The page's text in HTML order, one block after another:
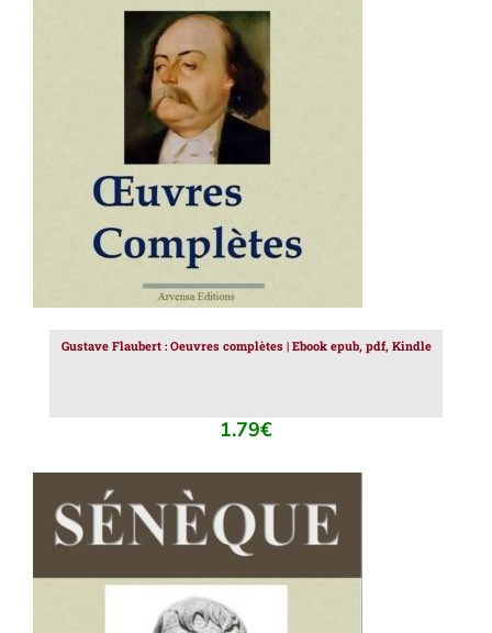
AJOUTER AU PANIER DÉTAILS
Gustave Flaubert : Oeuvres complètes | Ebook epub, pdf, Kindle
1.79€